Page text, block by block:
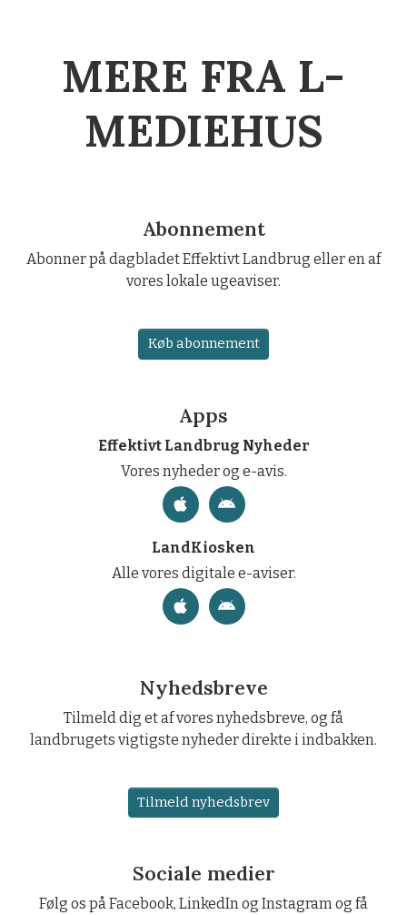
MERE FRA L-
MEDIEHUS
Abonnement
Abonner på dagbladet Effektivt Landbrug eller en af
vores lokale ugeaviser.
Køb abonnement
Apps
Effektivt Landbrug Nyheder
Vores nyheder og e-avis.
LandKiosken
Alle vores digitale e-aviser.
Nyhedsbreve
Tilmeld dig et af vores nyhedsbreve, og få
landbrugets vigtigste nyheder direkte i indbakken.
Tilmeld nyhedsbrev
Sociale medier
Følg os på Facebook, LinkedIn og Instagram og få